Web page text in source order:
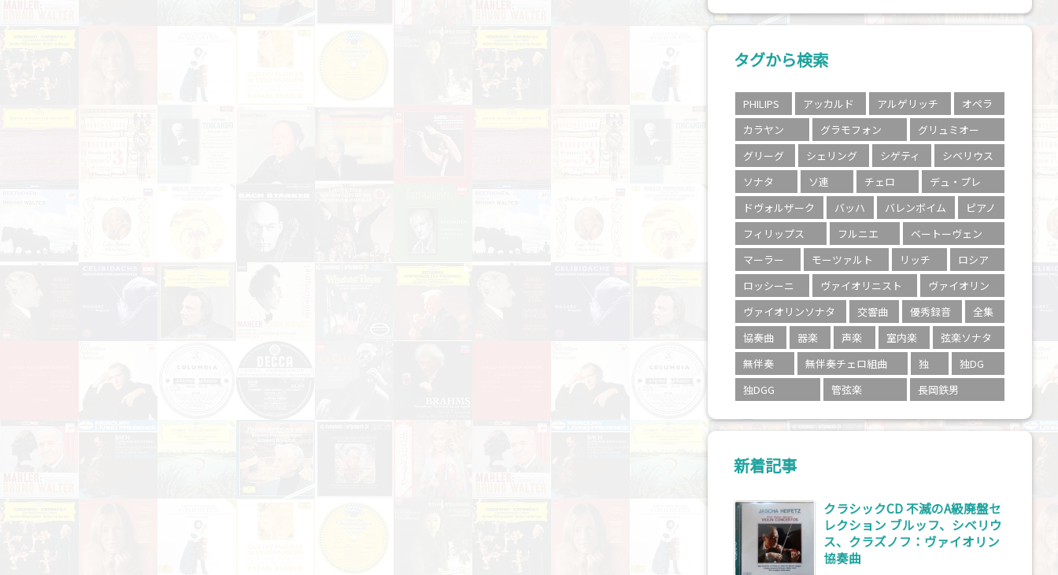
タグから検索
PHILIPS アッカルド アルゲリッチ
オペラ
カラヤン
グラモフォン
グリュミオー
グリーグ
シェリング シゲティ
シベリウス
ソナタ
ソ連 チェロ
デュ・プレ
ドヴォルザーク
バッハ バレンボイム
ピアノ
フィリップス
フルニエ
ベートーヴェン
マーラー
モーツァルト リッチ
ロシア
ロッシーニ
ヴァイオリニスト
ヴァイオリン
ヴァイオリンソナタ
交響曲 優秀録音
全集
協奏曲
器楽 声楽 室内楽
弦楽ソナタ
無伴奏
無伴奏チェロ組曲 独
独DG
独DGG
管弦楽 長岡鉄男
新着記事
クラシックCD 不滅のA級廃盤セ
レクション ブルッフ、シベリウ
ス、クラズノフ：ヴァイオリン
協奏曲